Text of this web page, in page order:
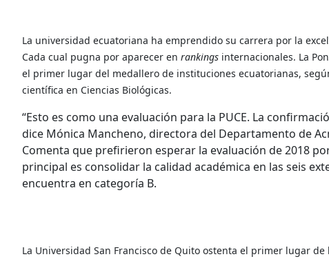
La universidad ecuatoriana ha emprendido su carrera por la
Cada cual pugna por aparecer en rankings internacionales. La
el primer lugar del medallero de instituciones ecuatorianas,
científica en Ciencias Biológicas.
“Esto es como una evaluación para la PUCE. La
dice Mónica Mancheno, directora del Departamento de
Comenta que prefirieron esperar la evaluación de 2018
principal es consolidar la calidad académica en las seis
encuentra en categoría B.
La Universidad San Francisco de Quito ostenta el primer lugar